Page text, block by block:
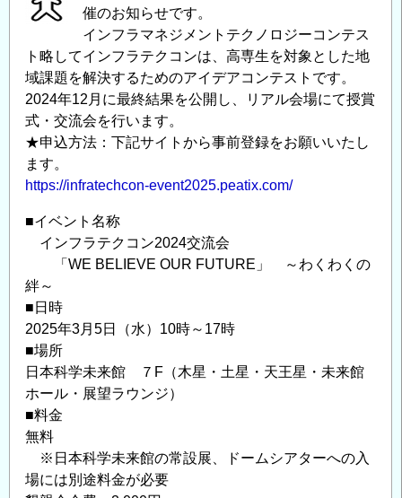
催のお知らせです。
インフラマネジメントテクノロジーコンテス
ト略してインフラテクコンは、高専生を対象とした地
域課題を解決するためのアイデアコンテストです。
2024年12月に最終結果を公開し、リアル会場にて授賞
式・交流会を行います。
★申込方法：下記サイトから事前登録をお願いいたし
ます。
https://infratechcon-event2025.peatix.com/
■イベント名称
インフラテクコン2024交流会
「WE BELIEVE OUR FUTURE」 ～わくわくの
絆～
■日時
2025年3月5日（水）10時～17時
■場所
日本科学未来館 ７F（木星・土星・天王星・未来館
ホール・展望ラウンジ）
■料金
無料
※日本科学未来館の常設展、ドームシアターへの入
場には別途料金が必要